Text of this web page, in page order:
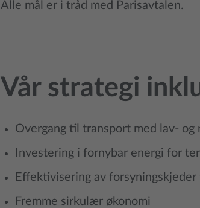
Alle mål er i tråd med Parisavtalen.
Vår strategi
Overgang til transport med lav-
Investering i fornybar energi for
Effektivisering av
Fremme sirkulær økonomi